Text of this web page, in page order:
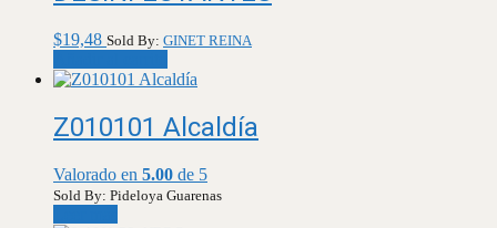
$19,48 Sold By: GINET REINA
Z010101 Alcaldía
Valorado en 5.00 de 5
Sold By: Pideloya Guarenas